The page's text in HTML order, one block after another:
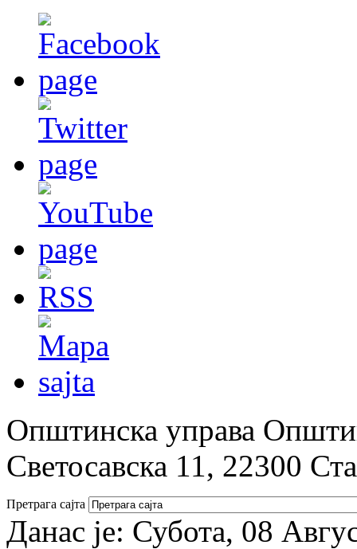
Општинска управа
Светосавска 11, 22300
Претрага сајта
Данас је: Субота, 08